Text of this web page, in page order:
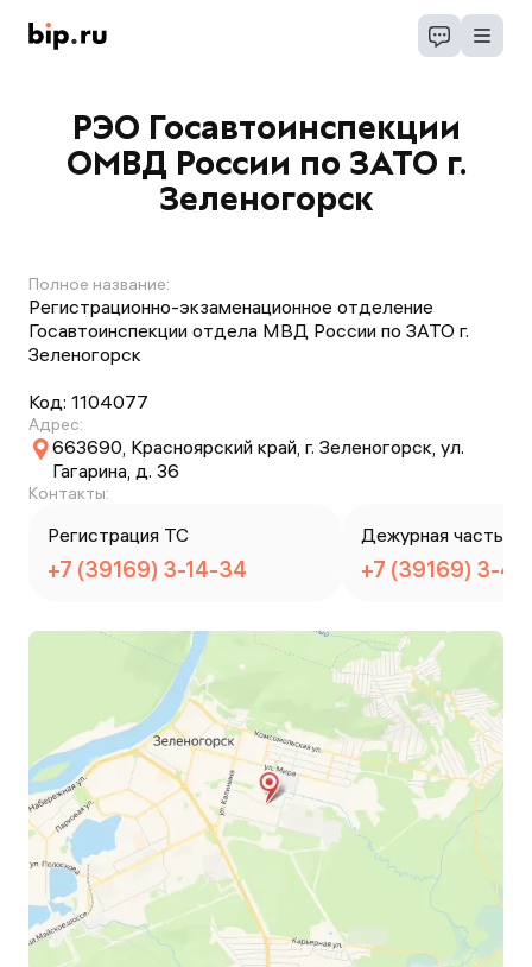
РЭО Госавтоинспекции
ОМВД России по ЗАТО г.
Зеленогорск
Полное название:
Регистрационно-экзаменационное отделение
Госавтоинспекции отдела МВД России по ЗАТО г.
Зеленогорск
Код: 1104077
Адрес:
663690, Красноярский край, г. Зеленогорск, ул.
Гагарина, д. 36
Контакты:
Регистрация ТС
+7 (39169) 3-14-34
Дежурная часть
+7 (39169) 3-